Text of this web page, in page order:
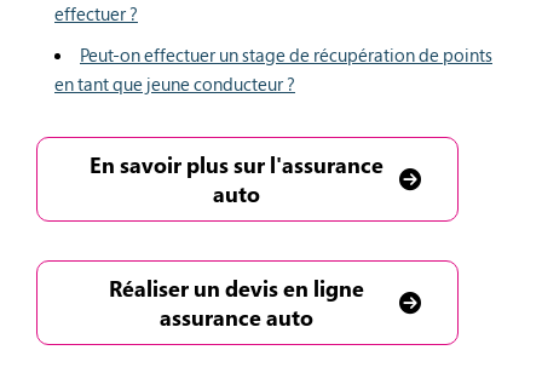
effectuer ?
Peut-on effectuer un stage de récupération de points
en tant que jeune conducteur ?
En savoir plus sur l'assurance
auto
Réaliser un devis en ligne
assurance auto